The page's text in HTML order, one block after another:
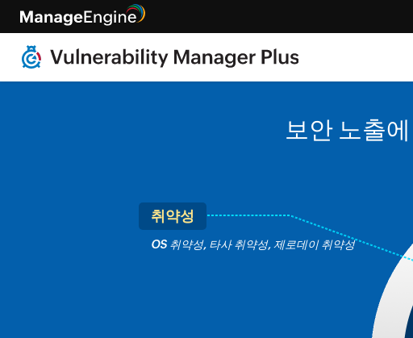
보안 노출
취약성
OS 취약성, 타사 취약성, 제로데이 취약성